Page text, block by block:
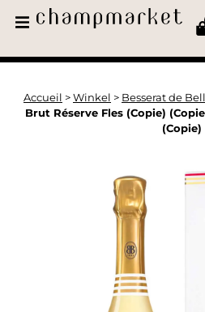
Accueil > Winkel > Besserat de
Brut Réserve Fles (Copie)
(Copie)